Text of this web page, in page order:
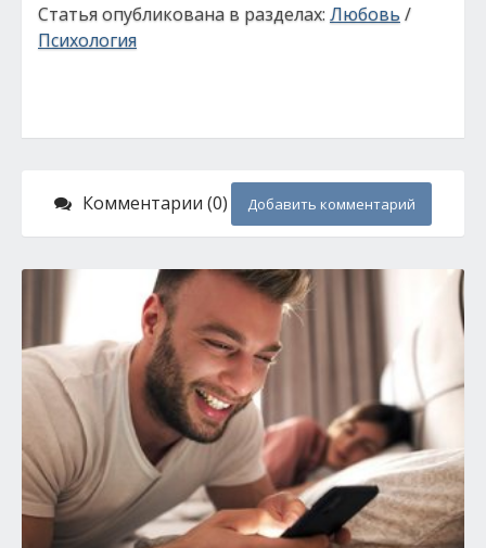
Статья опубликована в разделах: Любовь/
Психология
Комментарии (0) Добавить комментарий